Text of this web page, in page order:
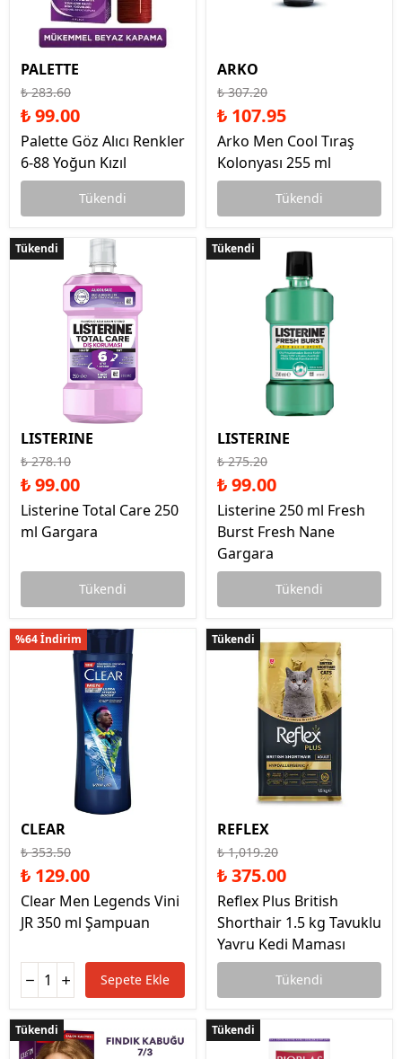
PALETTE
₺ 283.60
₺ 99.00
Palette Göz Alıcı Renkler
6-88 Yoğun Kızıl
Tükendi
ARKO
₺ 307.20
₺ 107.95
Arko Men Cool Tıraş
Kolonyası 255 ml
Tükendi
Tükendi
Tükendi
LISTERINE
₺ 278.10
₺ 99.00
Listerine Total Care 250
ml Gargara
Tükendi
Tükendi
Tükendi
LISTERINE
₺ 275.20
₺ 99.00
Listerine 250 ml Fresh
Burst Fresh Nane
Gargara
Tükendi
%64 İndirim
CLEAR
₺ 353.50
₺ 129.00
Clear Men Legends Vini
JR 350 ml Şampuan
Sepete Ekle
Tükendi
Tükendi
REFLEX
₺ 1,019.20
₺ 375.00
Reflex Plus British
Shorthair 1.5 kg Tavuklu
Yavru Kedi Maması
Tükendi
Tükendi
Tükendi Tükendi
Tükendi